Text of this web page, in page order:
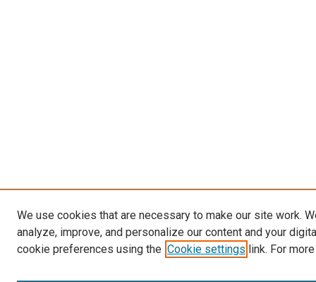
We use cookies that are necessary to make our site work.
analyze, improve, and personalize our content and your
cookie preferences using the Cookie settings link. For